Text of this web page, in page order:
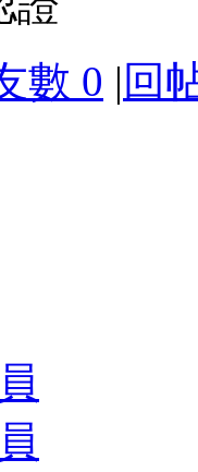
數 0 | 回